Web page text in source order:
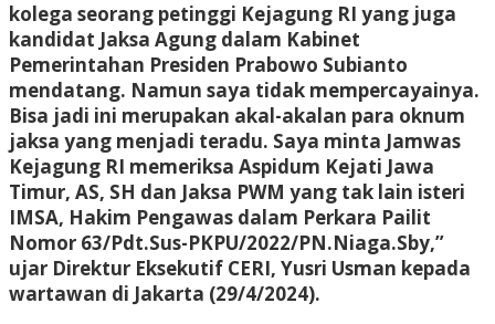
kolega seorang petinggi Kejagung RI yang juga
kandidat Jaksa Agung dalam Kabinet
Pemerintahan Presiden Prabowo Subianto
mendatang. Namun saya tidak mempercayainya.
Bisa jadi ini merupakan akal-akalan para oknum
jaksa yang menjadi teradu. Saya minta Jamwas
Kejagung RI memeriksa Aspidum Kejati Jawa
Timur, AS, SH dan Jaksa PWM yang tak lain isteri
IMSA, Hakim Pengawas dalam Perkara Pailit
Nomor 63/Pdt.Sus-PKPU/2022/PN.Niaga.Sby,”
ujar Direktur Eksekutif CERI, Yusri Usman kepada
wartawan di Jakarta (29/4/2024).